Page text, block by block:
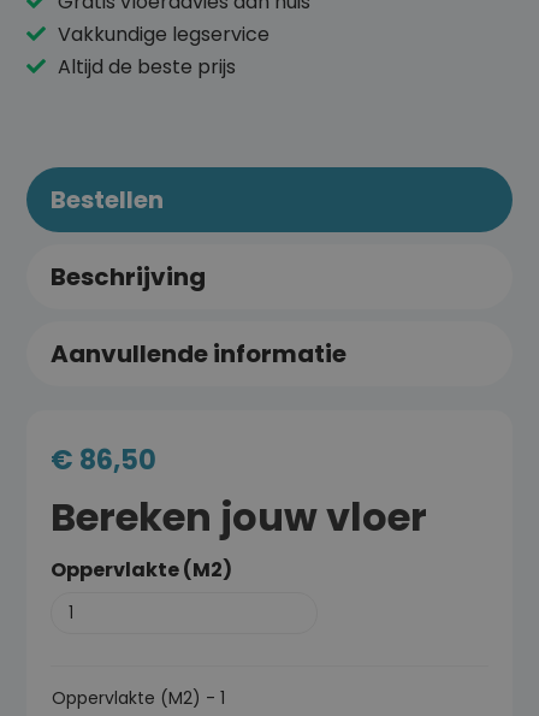
Vakkundige legservice
Altijd de beste prijs
Bestellen
Beschrijving
Aanvullende informatie
€ 86,50
Bereken jouw vloer
Oppervlakte (M2)
Oppervlakte (M2) -1